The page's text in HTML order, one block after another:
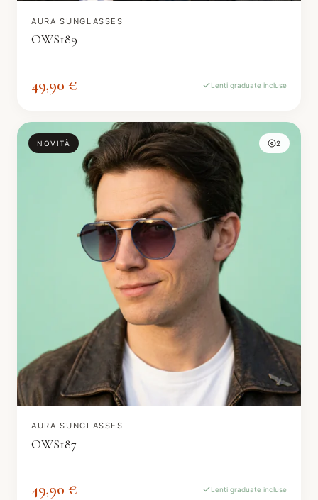
AURA SUNGLASSES
OWS189
49,90 € Lenti graduate incluse
NOVITÀ 2
AURA SUNGLASSES
OWS187
49,90 € Lenti graduate incluse